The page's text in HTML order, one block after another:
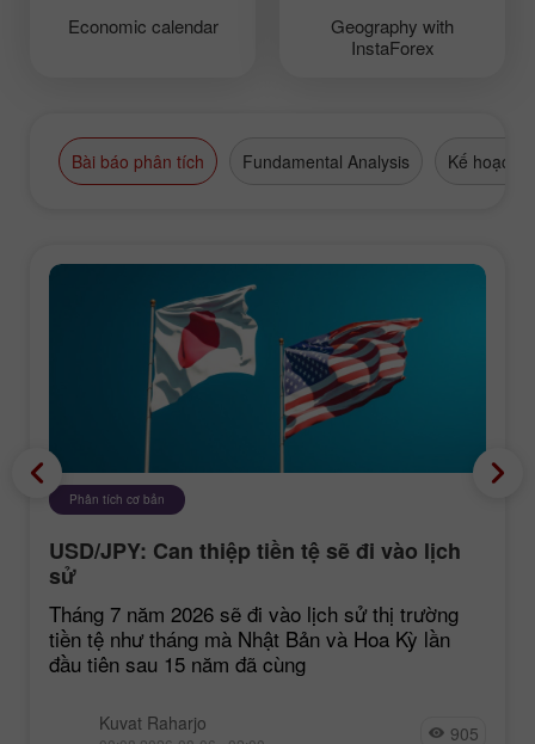
Economic calendar
Geography with
InstaForex
Bài báo phân tích Fundamental Analysis Kế hoạch
Phân tích cơ bản
USD/JPY: Can thiệp tiền tệ sẽ đi vào lịch
sử
Tháng 7 năm 2026 sẽ đi vào lịch sử thị trường
tiền tệ như tháng mà Nhật Bản và Hoa Kỳ lần
đầu tiên sau 15 năm đã cùng
Kuvat Raharjo 905